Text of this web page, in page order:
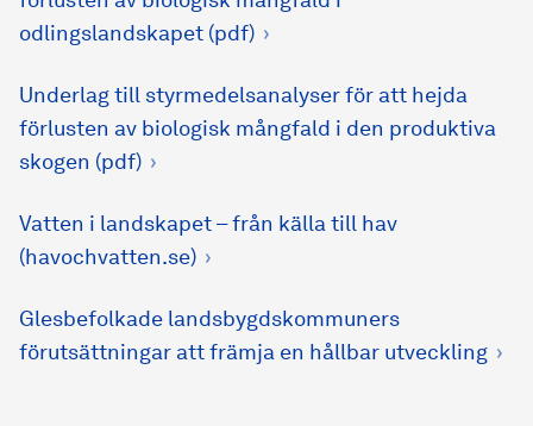
odlingslandskapet (pdf)
Underlag till styrmedelsanalyser för att hejda
förlusten av biologisk mångfald i den produktiva
skogen (pdf)
Vatten i landskapet – från källa till hav
(havochvatten.se)
Glesbefolkade landsbygds­kommuners
förutsättningar att främja en hållbar utveckling